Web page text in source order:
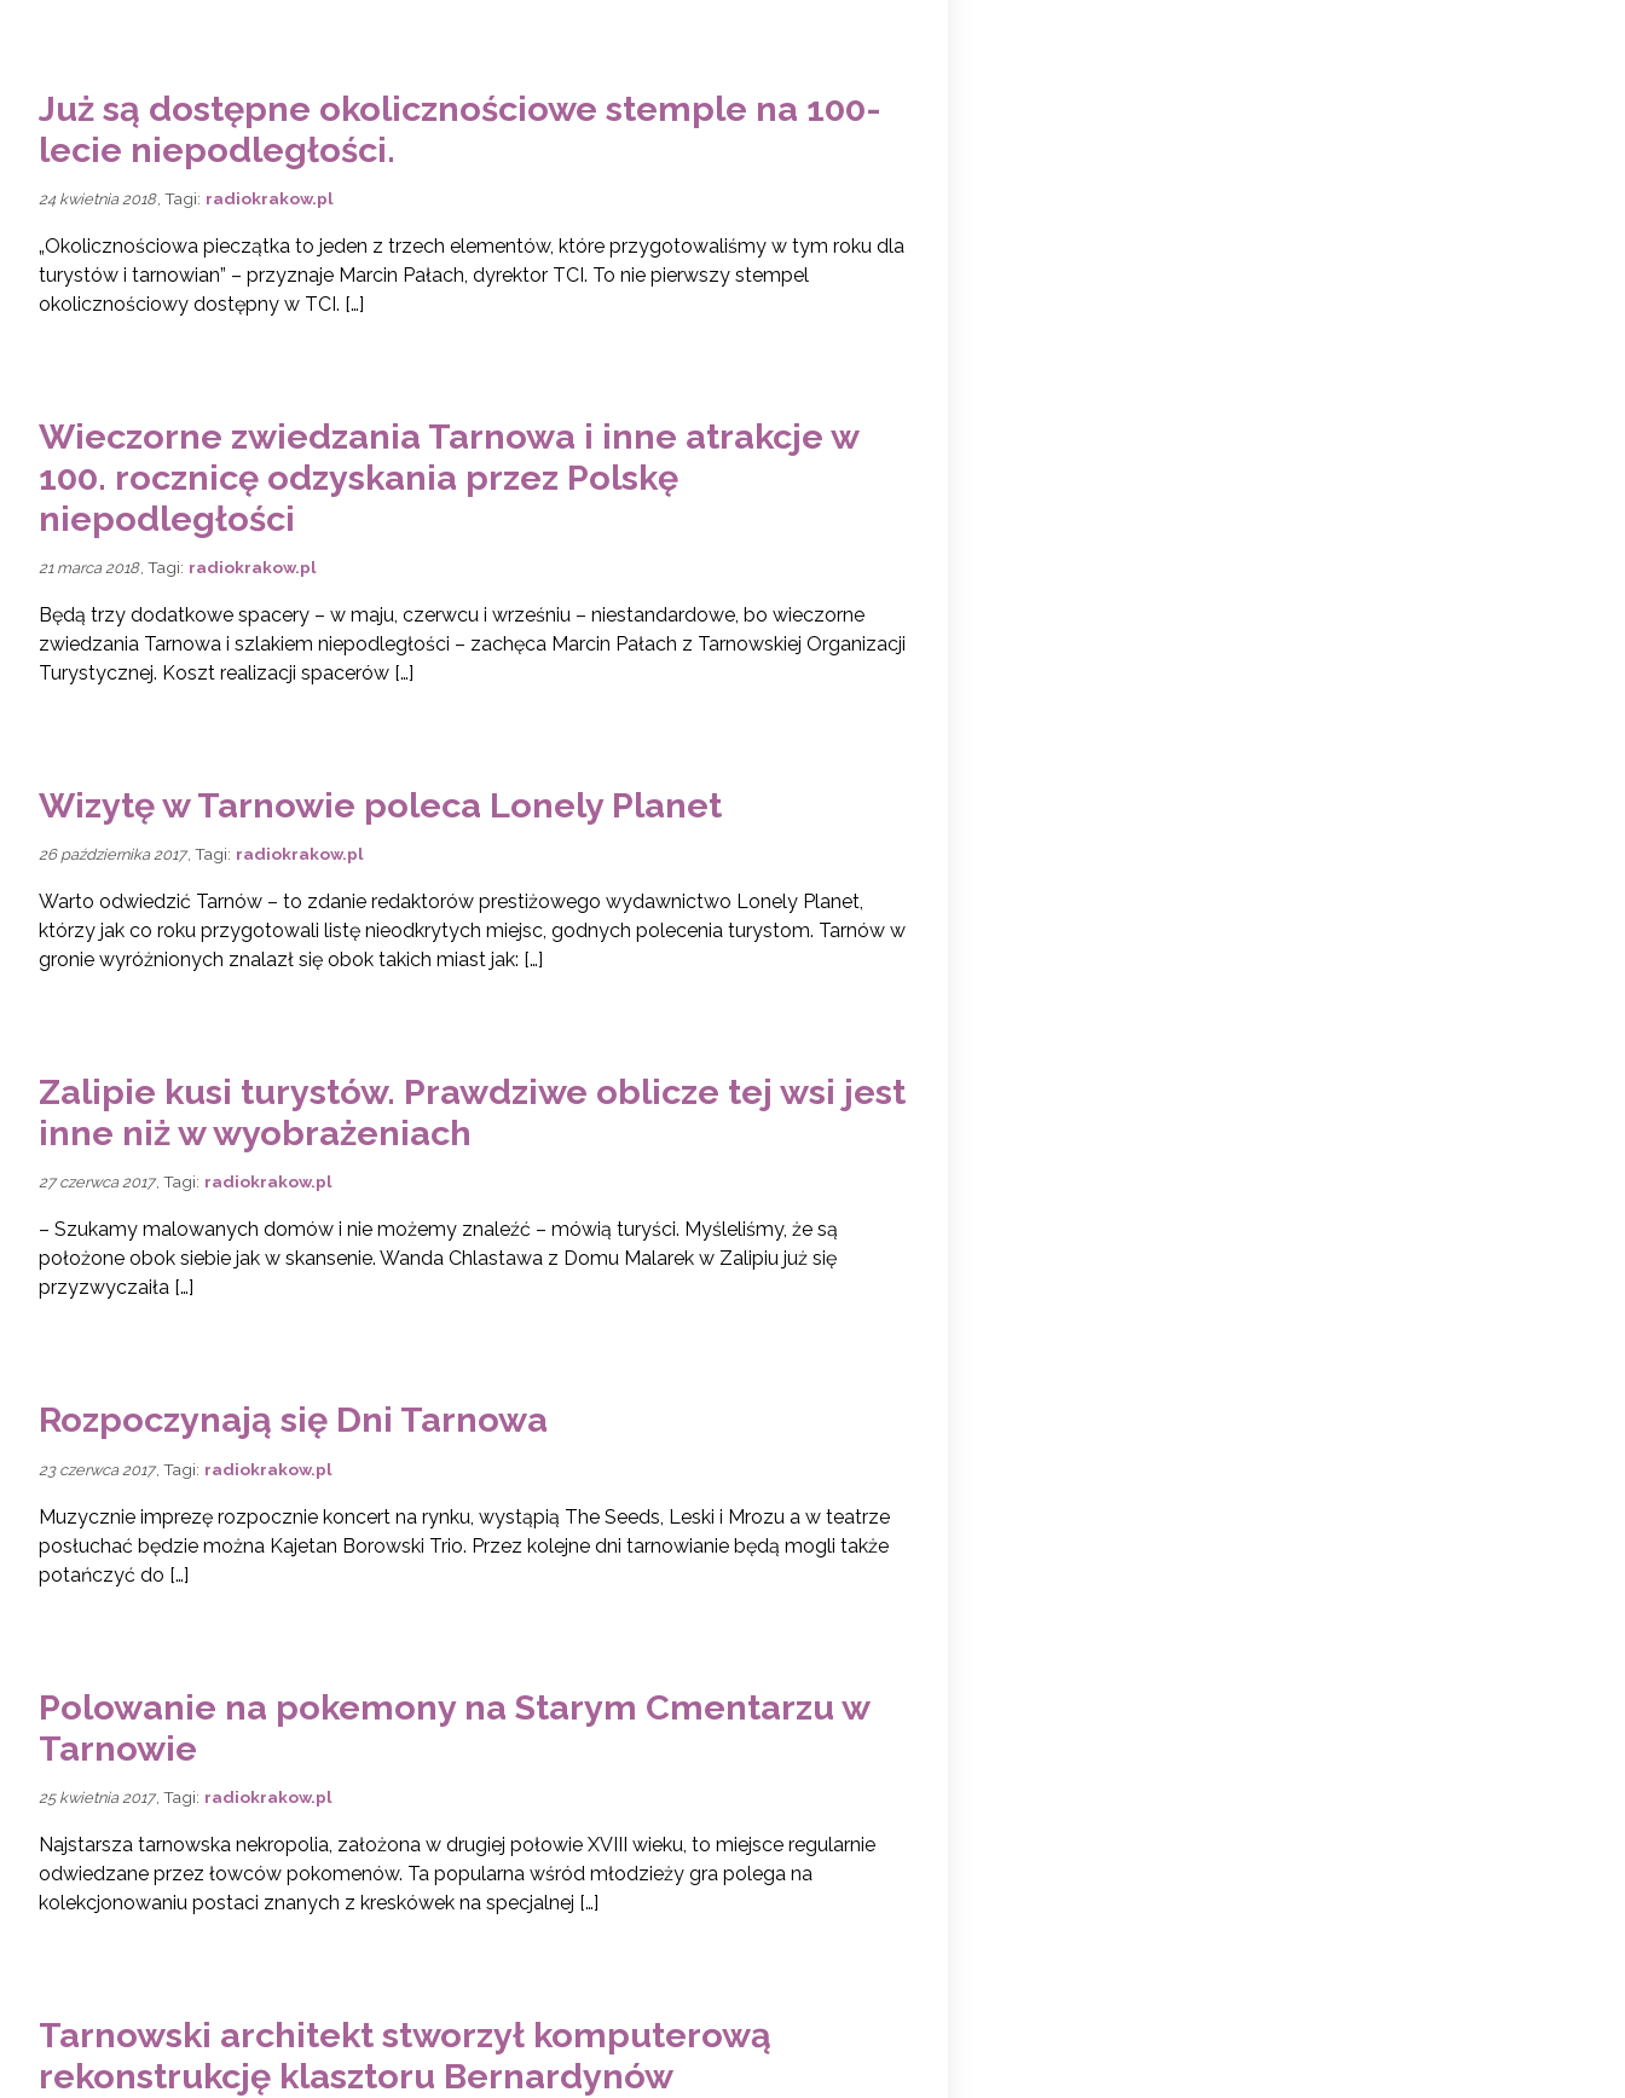
Już są dostępne okolicznościowe stemple na 100-
lecie niepodległości.
24 kwietnia 2018 , Tagi: radiokrakow.pl
„Okolicznościowa pieczątka to jeden z trzech elementów, które przygotowaliśmy w tym roku dla
turystów i tarnowian” – przyznaje Marcin Pałach, dyrektor TCI. To nie pierwszy stempel
okolicznościowy dostępny w TCI. […]
Wieczorne zwiedzania Tarnowa i inne atrakcje w
100. rocznicę odzyskania przez Polskę
niepodległości
21 marca 2018 , Tagi: radiokrakow.pl
Będą trzy dodatkowe spacery – w maju, czerwcu i wrześniu – niestandardowe, bo wieczorne
zwiedzania Tarnowa i szlakiem niepodległości – zachęca Marcin Pałach z Tarnowskiej Organizacji
Turystycznej. Koszt realizacji spacerów […]
Wizytę w Tarnowie poleca Lonely Planet
26 października 2017, Tagi: radiokrakow.pl
Warto odwiedzić Tarnów – to zdanie redaktorów prestiżowego wydawnictwo Lonely Planet,
którzy jak co roku przygotowali listę nieodkrytych miejsc, godnych polecenia turystom. Tarnów w
gronie wyróżnionych znalazł się obok takich miast jak: […]
Zalipie kusi turystów. Prawdziwe oblicze tej wsi jest
inne niż w wyobrażeniach
27 czerwca 2017, Tagi: radiokrakow.pl
– Szukamy malowanych domów i nie możemy znaleźć – mówią turyści. Myśleliśmy, że są
położone obok siebie jak w skansenie. Wanda Chlastawa z Domu Malarek w Zalipiu już się
przyzwyczaiła […]
Rozpoczynają się Dni Tarnowa
23 czerwca 2017, Tagi: radiokrakow.pl
Muzycznie imprezę rozpocznie koncert na rynku, wystąpią The Seeds, Leski i Mrozu a w teatrze
posłuchać będzie można Kajetan Borowski Trio. Przez kolejne dni tarnowianie będą mogli także
potańczyć do […]
Polowanie na pokemony na Starym Cmentarzu w
Tarnowie
25 kwietnia 2017, Tagi: radiokrakow.pl
Najstarsza tarnowska nekropolia, założona w drugiej połowie XVIII wieku, to miejsce regularnie
odwiedzane przez łowców pokomenów. Ta popularna wśród młodzieży gra polega na
kolekcjonowaniu postaci znanych z kreskówek na specjalnej […]
Tarnowski architekt stworzył komputerową
rekonstrukcję klasztoru Bernardynów